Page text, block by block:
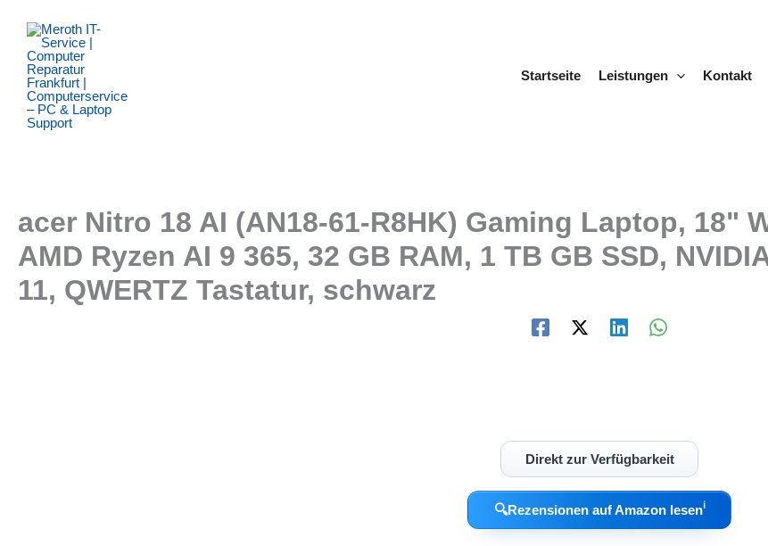
Inhalt
springen
Startseite
Leistungen Kontakt
acer Nitro 18 AI (AN18-61-R8HK) Gaming Laptop, 18"
AMD Ryzen AI 9 365, 32 GB RAM, 1 TB GB SSD,
11, QWERTZ Tastatur, schwarz
Direkt zur Verfügbarkeit
🔍Rezensionen auf Amazon lesenℹ︎